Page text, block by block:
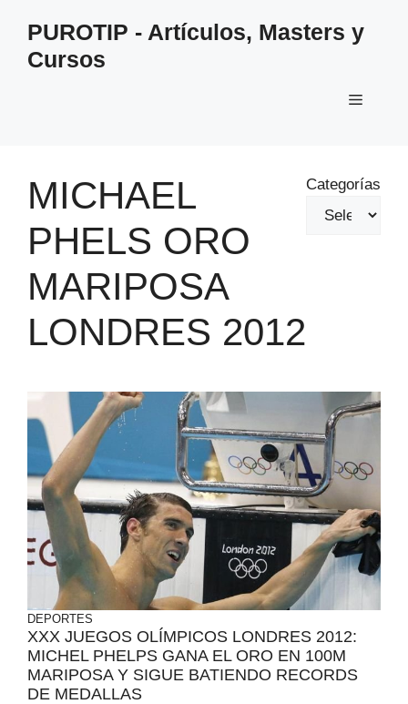
contenido
PUROTIP - Artículos, Masters y
Cursos
Menú
MICHAEL
PHELS ORO
MARIPOSA
LONDRES 2012
Categorías
DEPORTES
XXX JUEGOS OLÍMPICOS LONDRES 2012:
MICHEL PHELPS GANA EL ORO EN 100M
MARIPOSA Y SIGUE BATIENDO RECORDS
DE MEDALLAS